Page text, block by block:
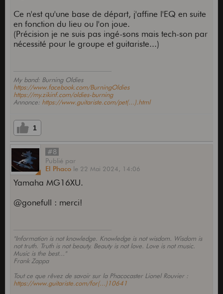
Ce n'est qu'une base de départ, j'affine l'EQ en suite
en fonction du lieu ou l'on joue.
(Précision je ne suis pas ingé-sons mais tech-son par
nécessité pour le groupe et guitariste...)
My band: Burning Oldies
https://www.facebook.com/BurningOldies
https://my.zikinf.com/oldies-burning
Annonce: https://www.guitariste.com/pet(...).html
1
#8
Publié par
El Phaco le 22 Mai 2024, 14:06
Yamaha MG16XU.
@gonefull : merci!
"Information is not knowledge. Knowledge is not wisdom. Wisdom is
not truth. Truth is not beauty. Beauty is not love. Love is not music.
Music is the best..."
Frank Zappa
Tout ce que rêvez de savoir sur la Phacocaster Lionel Rouvier :
https://www.guitariste.com/for(...)10641